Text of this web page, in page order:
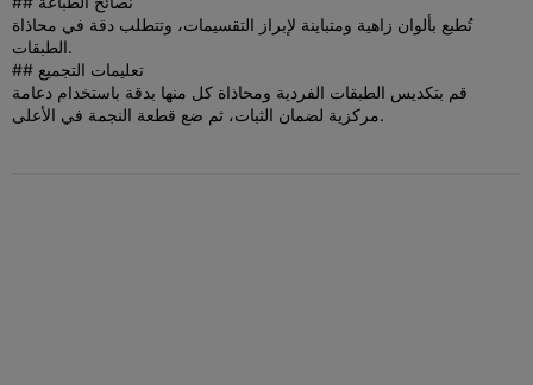
تُطبع بألوان زاهية ومتباينة لإبراز التقسيمات، وتتطلب دقة في محاذاة
الطبقات.
## تعليمات التجميع
قم بتكديس الطبقات الفردية ومحاذاة كل منها بدقة باستخدام دعامة
مركزية لضمان الثبات، ثم ضع قطعة النجمة في الأعلى.